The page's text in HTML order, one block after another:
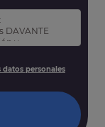
DAVANTE
y
sus datos,
en nuestra
personales